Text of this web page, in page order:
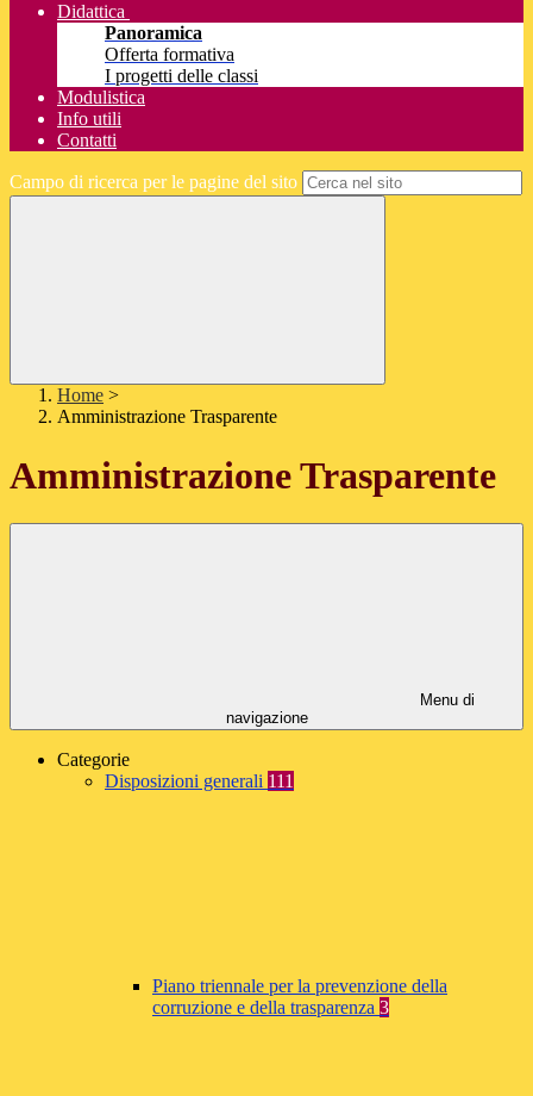
Didattica
Panoramica
Offerta formativa
I progetti delle classi
Modulistica
Info utili
Contatti
Campo di ricerca per le pagine del sito
Home >
Amministrazione Trasparente
Amministrazione Trasparente
Menu di
navigazione
Categorie
Disposizioni generali 111
Piano triennale per la prevenzione della
corruzione e della trasparenza 3